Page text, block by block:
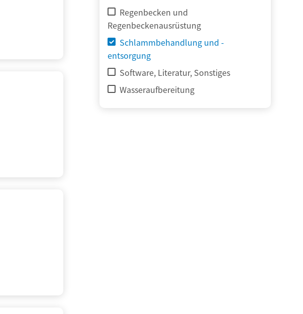
Regenbecken und
Regenbeckenausrüstung
Schlammbehandlung und -
entsorgung
Software, Literatur, Sonstiges
Wasseraufbereitung